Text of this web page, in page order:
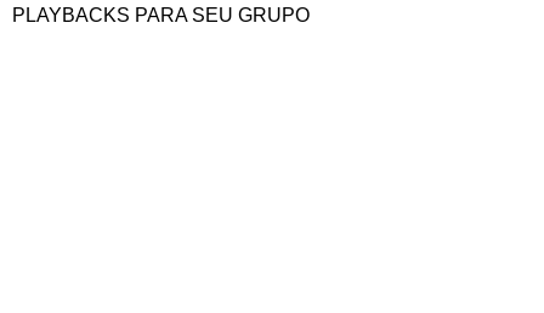
PLAYBACKS PARA SEU GRUPO